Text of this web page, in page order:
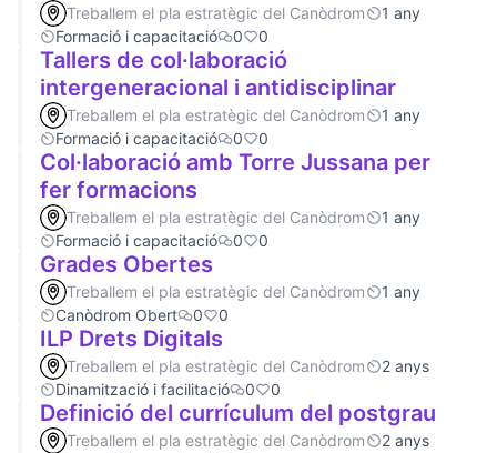
Treballem el pla estratègic del Canòdrom
1 any
Formació i capacitació
0 0
Tallers de col·laboració
intergeneracional i antidisciplinar
Treballem el pla estratègic del Canòdrom
1 any
Formació i capacitació
0 0
Col·laboració amb Torre Jussana per
fer formacions
Treballem el pla estratègic del Canòdrom
1 any
Formació i capacitació
0 0
Grades Obertes
Treballem el pla estratègic del Canòdrom
1 any
Canòdrom Obert
0 0
ILP Drets Digitals
Treballem el pla estratègic del Canòdrom
2 anys
Dinamització i facilitació
0 0
Definició del currículum del postgrau
Treballem el pla estratègic del Canòdrom
2 anys